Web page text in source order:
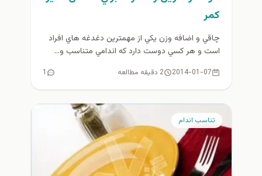
کمر
چاقي و اضافه وزن يكي از مهمترين دغدغه هاي افراد
است و هر كسي دوست دارد كه اندامي متناسب و...
2014-01-07 2 دقیقه مطالعه 1
تناسب اندام